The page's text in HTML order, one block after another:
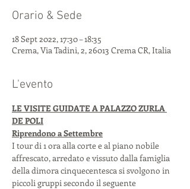
Orario & Sede
18 Sept 2022, 17:30 – 18:35
Crema, Via Tadini, 2, 26013 Crema CR, Italia
L'evento
LE VISITE GUIDATE A PALAZZO ZURLA
DE POLI
Riprendono a Settembre
I tour di 1 ora alla corte e al piano nobile
affrescato, arredato e vissuto dalla famiglia
della dimora cinquecentesca si svolgono in
piccoli gruppi secondo il seguente